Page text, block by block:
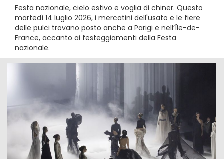
Festa nazionale, cielo estivo e voglia di chiner. Questo
martedì 14 luglio 2026, i mercatini dell'usato e le fiere
delle pulci trovano posto anche a Parigi e nell’Île-de-
France, accanto ai festeggiamenti della Festa
nazionale.